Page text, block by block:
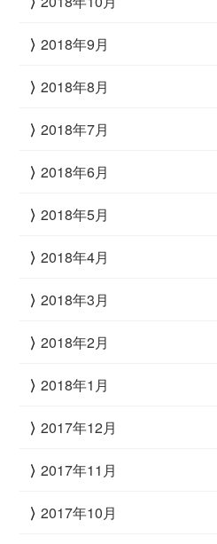
2018年9月
2018年8月
2018年7月
2018年6月
2018年5月
2018年4月
2018年3月
2018年2月
2018年1月
2017年12月
2017年11月
2017年10月